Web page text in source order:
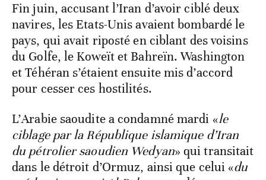
Fin juin, accusant l’Iran d’avoir ciblé deux
navires, les Etats-Unis avaient bombardé le
pays, qui avait riposté en ciblant des voisins
du Golfe, le Koweït et Bahreïn. Washington
et Téhéran s’étaient ensuite mis d’accord
pour cesser ces hostilités.
L’Arabie saoudite a condamné mardi «le
ciblage par la République islamique d’Iran
du pétrolier saoudien Wedyan» qui transitait
dans le détroit d’Ormuz, ainsi que celui «du